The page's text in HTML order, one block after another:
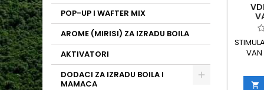
POP-UP I WAFTER MIX
AROME (MIRISI) ZA IZRADU BOILA
AKTIVATORI
DODACI ZA IZRADU BOILA I
MAMACA
VAN
